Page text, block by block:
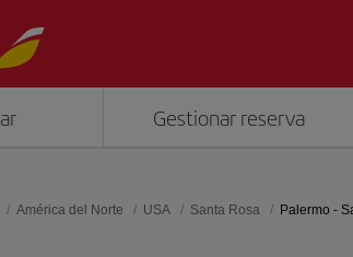
Gestionar reserva
América del Norte USA Santa Rosa Palermo -